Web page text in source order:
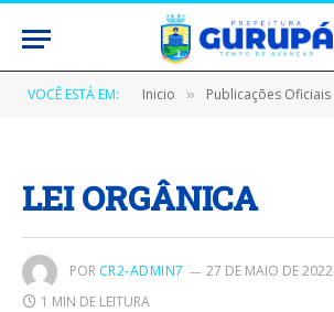
VOCÊ ESTÁ EM: Inicio » Publicações Oficiais
LEI ORGÂNICA
POR CR2-ADMIN7
27 DE MAIO DE 2022
1 MIN DE LEITURA